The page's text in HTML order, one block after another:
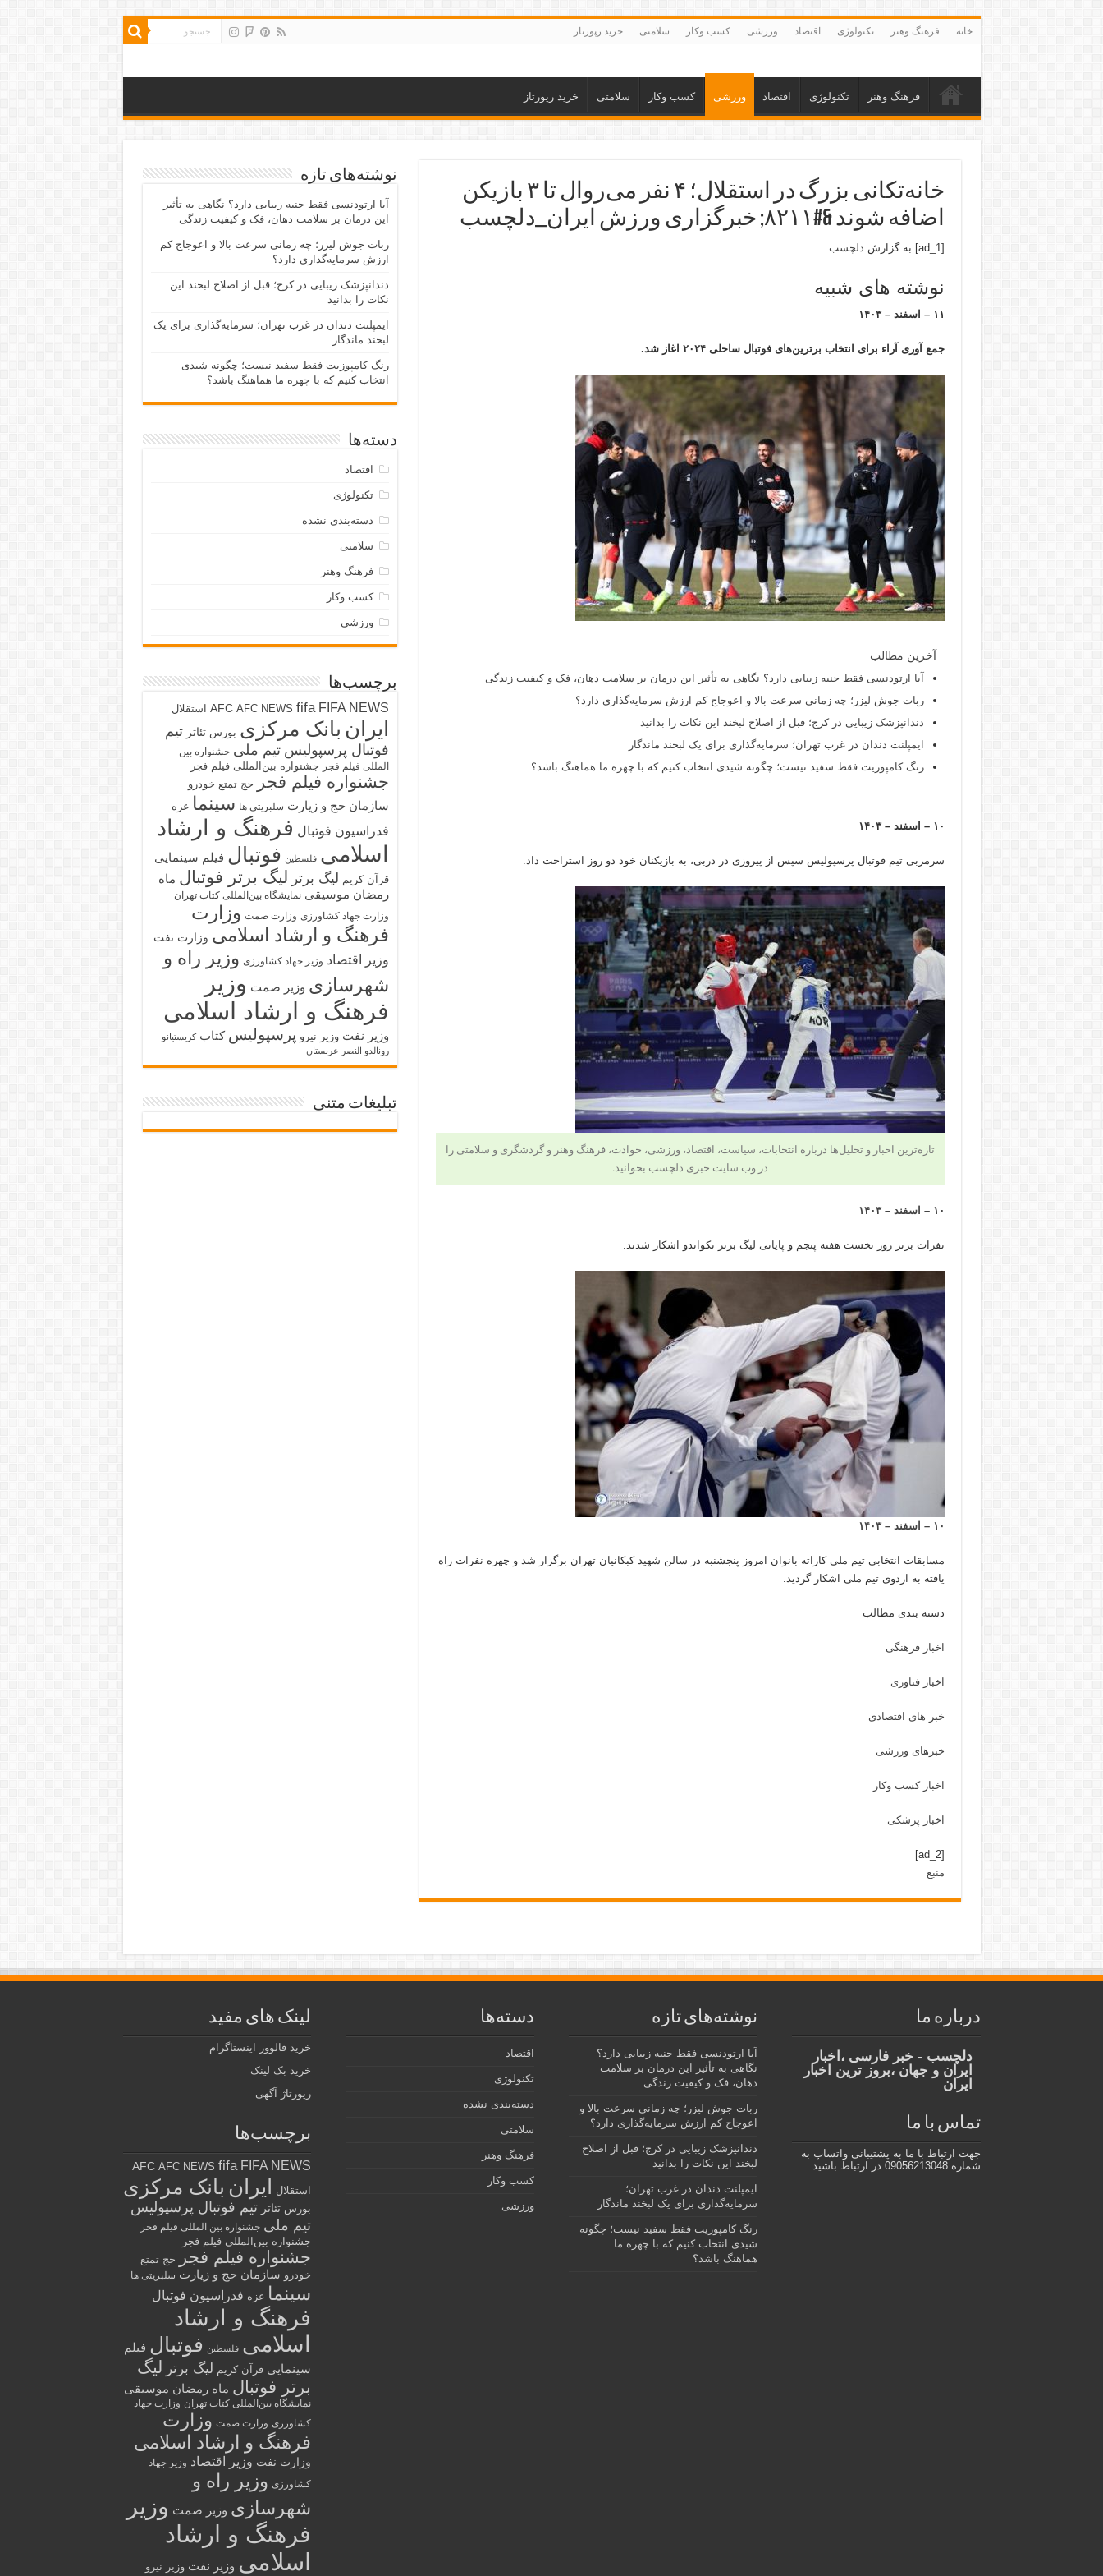
خانه فرهنگ وهنر تکنولوژی اقتصاد ورزشی کسب وکار سلامتی خرید رپورتاز
فرهنگ وهنر تکنولوژی اقتصاد ورزشی کسب وکار سلامتی خرید رپورتاز
خانه‌تکانی بزرگ در استقلال؛ ۴ نفر می‌روال تا ۳ بازیکن
اضافه شوند &#۸۲۱۱; خبرگزاری ورزش ایران_دلچسب
[ad_1] به گزارش دلچسب
نوشته های شبیه
۱۱ – اسفند – ۱۴۰۳
جمع آوری آراء برای انتخاب برترین‌های فوتبال ساحلی ۲۰۲۴ اغاز شد.
آخرین مطالب
آیا ارتودنسی فقط جنبه زیبایی دارد؟ نگاهی به تأثیر این درمان بر سلامت دهان، فک و کیفیت زندگی
ربات جوش لیزر؛ چه زمانی سرعت بالا و اعوجاج کم ارزش سرمایه‌گذاری دارد؟
دندانپزشک زیبایی در کرج؛ قبل از اصلاح لبخند این نکات را بدانید
ایمپلنت دندان در غرب تهران؛ سرمایه‌گذاری برای یک لبخند ماندگار
رنگ کامپوزیت فقط سفید نیست؛ چگونه شیدی انتخاب کنیم که با چهره ما هماهنگ باشد؟
۱۰ – اسفند – ۱۴۰۳
سرمربی تیم فوتبال پرسپولیس سپس از پیروزی در دربی، به بازیکنان خود دو روز استراحت داد.
تازه‌ترین اخبار و تحلیل‌ها درباره انتخابات، سیاست، اقتصاد، ورزشی، حوادث، فرهنگ وهنر و گردشگری و سلامتی را
در وب سایت خبری دلچسب بخوانید.
۱۰ – اسفند – ۱۴۰۳
نفرات برتر روز نخست هفته پنجم و پایانی لیگ برتر تکواندو اشکار شدند.
۱۰ – اسفند – ۱۴۰۳
مسابقات انتخابی تیم ملی کاراته بانوان امروز پنجشنبه در سالن شهید کبکانیان تهران برگزار شد و چهره نفرات راه
یافته به اردوی تیم ملی اشکار گردید.
دسته بندی مطالب
اخبار فرهنگی
اخبار فناوری
خبر های اقتصادی
خبرهای ورزشی
اخبار کسب وکار
اخبار پزشکی
[ad_2]
منبع
نوشته‌های تازه
آیا ارتودنسی فقط جنبه زیبایی دارد؟ نگاهی به تأثیر
این درمان بر سلامت دهان، فک و کیفیت زندگی
ربات جوش لیزر؛ چه زمانی سرعت بالا و اعوجاج کم
ارزش سرمایه‌گذاری دارد؟
دندانپزشک زیبایی در کرج؛ قبل از اصلاح لبخند این
نکات را بدانید
ایمپلنت دندان در غرب تهران؛ سرمایه‌گذاری برای یک
لبخند ماندگار
رنگ کامپوزیت فقط سفید نیست؛ چگونه شیدی
انتخاب کنیم که با چهره ما هماهنگ باشد؟
دسته‌ها
اقتصاد
تکنولوژی
دسته‌بندی نشده
سلامتی
فرهنگ وهنر
کسب وکار
ورزشی
برچسب‌ها
AFC AFC NEWS fifa FIFA NEWS استقلال
ایران بانک مرکزی بورس تئاتر تیم
فوتبال پرسپولیس تیم ملی جشنواره بین
المللی فیلم فجر جشنواره بین‌المللی فیلم فجر
جشنواره فیلم فجر حج تمتع خودرو
سازمان حج و زیارت سلبریتی ها سینما غزه
فدراسیون فوتبال فرهنگ و ارشاد
اسلامی فلسطین فوتبال فیلم سینمایی
قرآن کریم لیگ برتر لیگ برتر فوتبال ماه
رمضان موسیقی نمایشگاه بین‌المللی کتاب تهران
وزارت جهاد کشاورزی وزارت صمت وزارت
فرهنگ و ارشاد اسلامی وزارت نفت
وزیر اقتصاد وزیر جهاد کشاورزی وزیر راه و
شهرسازی وزیر صمت وزیر
فرهنگ و ارشاد اسلامی
وزیر نفت وزیر نیرو پرسپولیس کتاب کریستیانو
رونالدو النصر عربستان
تبلیغات متنی
درباره ما
دلچسب - خبر فارسی ،اخبار
ایران و جهان ،بروز ترین اخبار
ایران
تماس با ما
جهت ارتباط با ما به پشتیبانی واتساپ به
شماره 09056213048 در ارتباط باشید
نوشته‌های تازه
آیا ارتودنسی فقط جنبه زیبایی دارد؟
نگاهی به تأثیر این درمان بر سلامت
دهان، فک و کیفیت زندگی
ربات جوش لیزر؛ چه زمانی سرعت بالا و
اعوجاج کم ارزش سرمایه‌گذاری دارد؟
دندانپزشک زیبایی در کرج؛ قبل از اصلاح
لبخند این نکات را بدانید
ایمپلنت دندان در غرب تهران؛
سرمایه‌گذاری برای یک لبخند ماندگار
رنگ کامپوزیت فقط سفید نیست؛ چگونه
شیدی انتخاب کنیم که با چهره ما
هماهنگ باشد؟
دسته‌ها
اقتصاد
تکنولوژی
دسته‌بندی نشده
سلامتی
فرهنگ وهنر
کسب وکار
ورزشی
لینک های مفید
خرید فالوور اینستاگرام
خرید بک لینک
رپورتاژ آگهی
برچسب‌ها
AFC AFC NEWS fifa FIFA NEWS
استقلال ایران بانک مرکزی
بورس تئاتر تیم فوتبال پرسپولیس
تیم ملی جشنواره بین المللی فیلم فجر
جشنواره بین‌المللی فیلم فجر
جشنواره فیلم فجر
حج تمتع
خودرو سازمان حج و زیارت سلبریتی ها
سینما غزه فدراسیون فوتبال
فرهنگ و ارشاد
اسلامی فلسطین فوتبال فیلم
سینمایی قرآن کریم لیگ برتر لیگ
برتر فوتبال ماه رمضان موسیقی
نمایشگاه بین‌المللی کتاب تهران وزارت جهاد
کشاورزی وزارت صمت وزارت
فرهنگ و ارشاد اسلامی
وزارت نفت وزیر اقتصاد وزیر جهاد
کشاورزی وزیر راه و
شهرسازی وزیر صمت وزیر
فرهنگ و ارشاد
اسلامی وزیر نفت وزیر نیرو